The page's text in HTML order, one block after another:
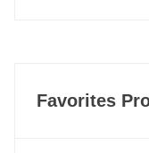
Favorites